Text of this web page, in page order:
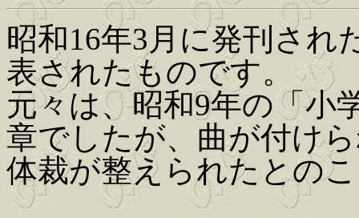
昭和16年3月に発刊され
表されたものです。
元々は、昭和9年の「小
章でしたが、曲が付け
体裁が整えられたとの